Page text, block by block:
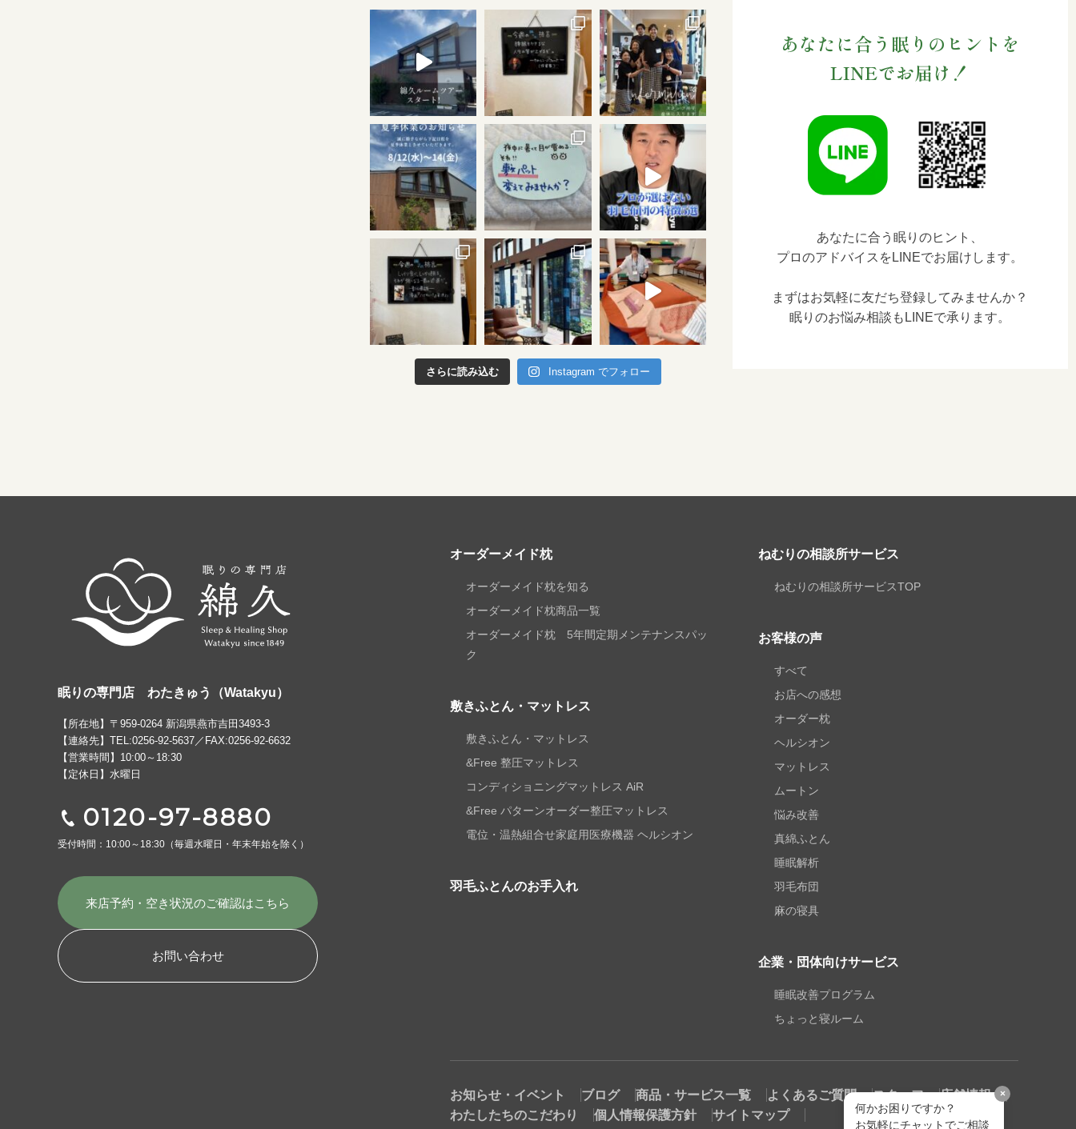
さらに読み込む Instagram でフォロー
あなたに合う眠りのヒントを
LINEでお届け！
あなたに合う眠りのヒント、
プロのアドバイスをLINEでお届けします。
まずはお気軽に友だち登録してみませんか？
眠りのお悩み相談もLINEで承ります。
眠りの専門店 わたきゅう（Watakyu）
【所在地】〒959-0264 新潟県燕市吉田3493-3
【連絡先】TEL:0256-92-5637／FAX:0256-92-6632
【営業時間】10:00～18:30
【定休日】水曜日
0120-97-8880
受付時間：10:00～18:30 （毎週水曜日・年末年始を除く）
来店予約・空き状況のご確認はこちら
お問い合わせ
オーダーメイド枕
オーダーメイド枕を知る
オーダーメイド枕商品一覧
オーダーメイド枕 5年間定期メンテナンスパッ
ク
敷きふとん・マットレス
敷きふとん・マットレス
&Free 整圧マットレス
コンディショニングマットレス AiR
&Free パターンオーダー整圧マットレス
電位・温熱組合せ家庭用医療機器 ヘルシオン
羽毛ふとんのお手入れ
ねむりの相談所サービス
ねむりの相談所サービスTOP
お客様の声
すべて
お店への感想
オーダー枕
ヘルシオン
マットレス
ムートン
悩み改善
真綿ふとん
睡眠解析
羽毛布団
麻の寝具
企業・団体向けサービス
睡眠改善プログラム
ちょっと寝ルーム
お知らせ・イベント ブログ 商品・サービス一覧 よくあるご質問 スタッフ
店舗情報
わたしたちのこだわり
個人情報保護方針 サイトマップ
×
何かお困りですか？
お気軽にチャットでご相談